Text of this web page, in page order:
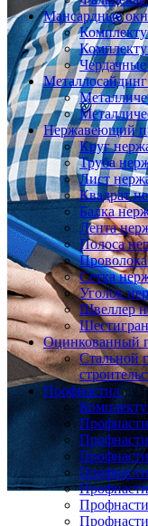
Мансардные
Нержавеющий
Круг
Труба
Лист
Квадрат
Балка
Лента
Полоса
Сетка
Уголок
Швеллер
Оцинкованный
Стальной
Профнастил